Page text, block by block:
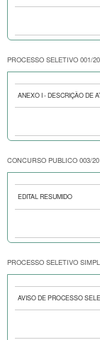
PROCESSO SELETIVO 001/
ANEXO I - DESCRIÇÃO DE
CONCURSO PUBLICO 003/
EDITAL RESUMIDO
PROCESSO SELETIVO
AVISO DE PROCESSO